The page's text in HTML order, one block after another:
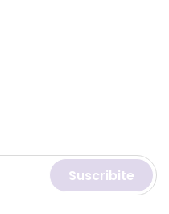
Suscribite